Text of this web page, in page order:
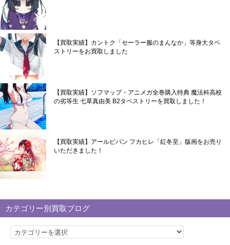
【買取実績】カントク「セーラー服のまんなか」等身大タペ
ストリーをお買取しました
【買取実績】ソフマップ・アニメガ全巻購入特典 魔法科高校
の劣等生 七草真由美 B2タペストリーを買取しました！
【買取実績】アールビバン フカヒレ「紅冬至」版画をお売り
いただきました！
カテゴリー別買取ブログ
カ